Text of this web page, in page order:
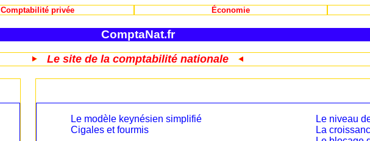
Comptabilité privée Économie
ComptaNat.fr
Le site de la comptabilité nationale
Le modèle keynésien simplifié
Cigales et fourmis
Le niveau
La